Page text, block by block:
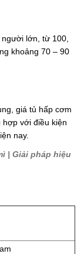
lớn, từ 100,
khoảng 70 – 90
giá tủ hấp cơm
với điều kiện
nay.
| Giải pháp hiệu